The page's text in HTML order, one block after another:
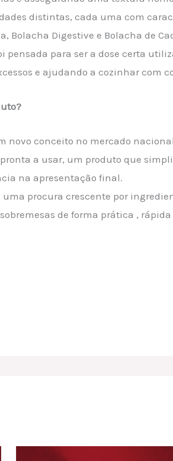
distintas, cada uma com
Bolacha Digestive e Bolacha de
pensada para ser a dose certa
e ajudando a cozinhar com
novo conceito no mercado
a usar, um produto que
na apresentação final.
uma procura crescente por
de forma prática ,